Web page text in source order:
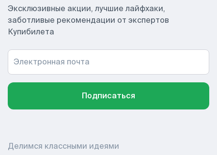
Эксклюзивные акции, лучшие лайфхаки,
заботливые рекомендации от экспертов
Купибилета
Электронная почта
Подписаться
Делимся классными идеями